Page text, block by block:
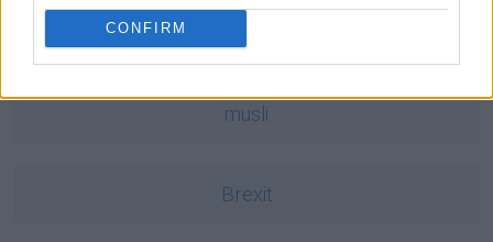
CONFIRM
musli
Brexit